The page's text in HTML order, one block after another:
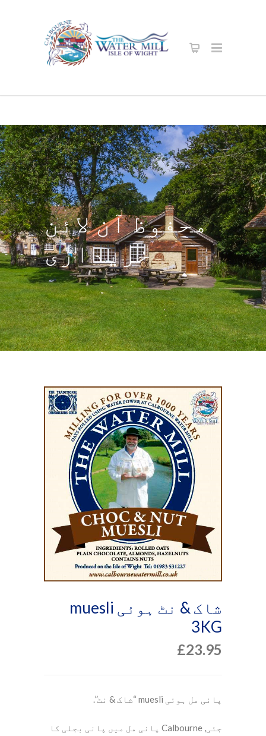
محفوظ آن لائن
خریداری
شاک & نٹ ہوئی muesli
3KG
£23.95
پانی مل ہوئی muesli “شاک & نٹ”.
جئی, Calbourne پانی مل میں پانی بجلی کا